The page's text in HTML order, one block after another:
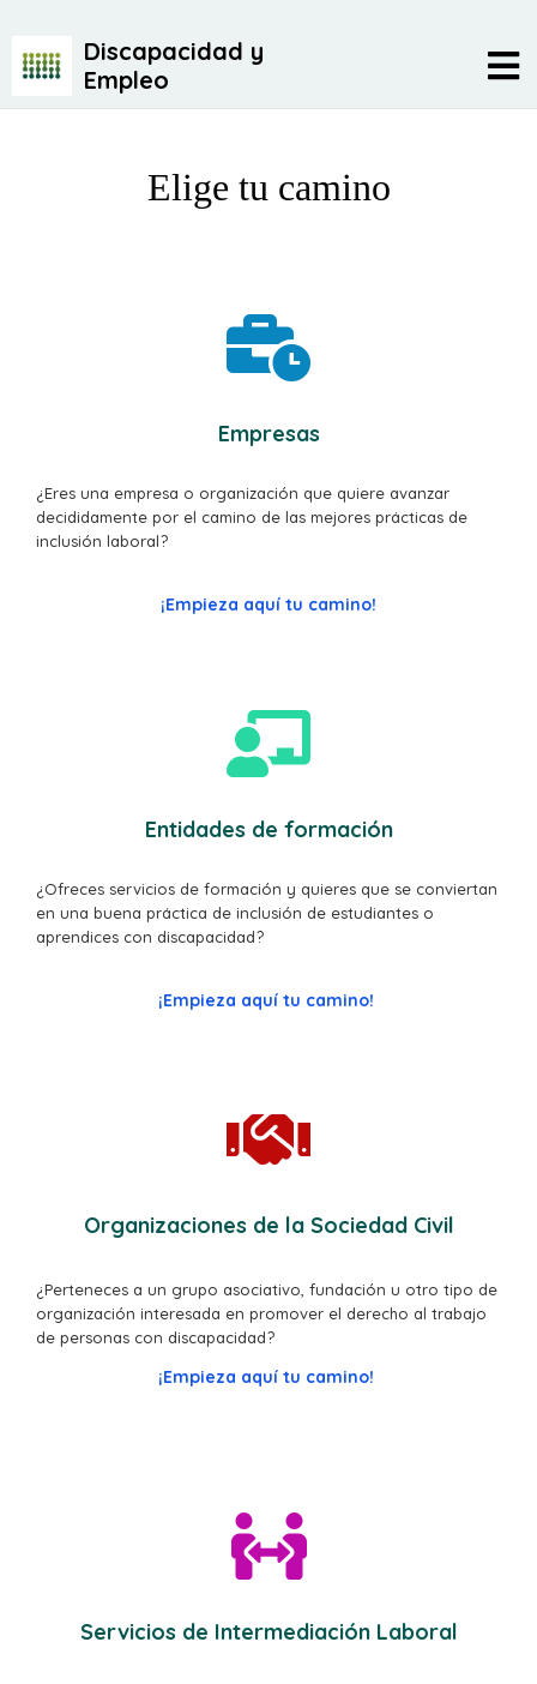
Discapacidad y
Empleo
Elige tu camino
Empresas
¿Eres una empresa o organización que quiere avanzar
decididamente por el camino de las mejores prácticas de
inclusión laboral?
¡Empieza aquí tu camino!
Entidades de formación
¿Ofreces servicios de formación y quieres que se conviertan
en una buena práctica de inclusión de estudiantes o
aprendices con discapacidad?
¡Empieza aquí tu camino!
Organizaciones de la Sociedad Civil
¿Perteneces a un grupo asociativo, fundación u otro tipo de
organización interesada en promover el derecho al trabajo
de personas con discapacidad?
¡Empieza aquí tu camino!
Servicios de Intermediación Laboral